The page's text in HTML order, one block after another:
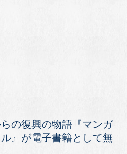
の復興の物語『マンガ
』が電子書籍として無